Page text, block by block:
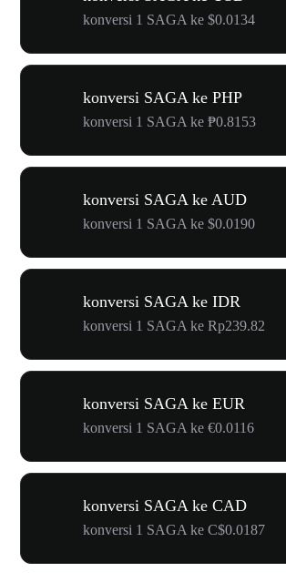
konversi 1 SAGA ke $0.0134
konversi SAGA ke PHP
konversi 1 SAGA ke ₱0.8153
konversi SAGA ke AUD
konversi 1 SAGA ke $0.0190
konversi SAGA ke IDR
konversi 1 SAGA ke Rp239.82
konversi SAGA ke EUR
konversi 1 SAGA ke €0.0116
konversi SAGA ke CAD
konversi 1 SAGA ke C$0.0187